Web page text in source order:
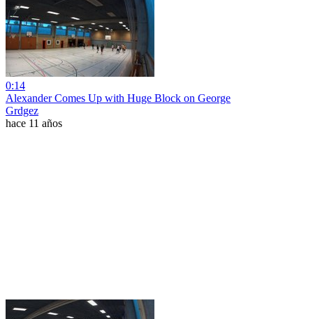
0:14
Alexander Comes Up with Huge Block on George
Grdgez
hace 11 años